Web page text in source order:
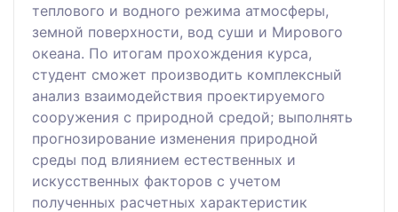
теплового и водного режима атмосферы,
земной поверхности, вод суши и Мирового
океана. По итогам прохождения курса,
студент сможет производить комплексный
анализ взаимодействия проектируемого
сооружения с природной средой; выполнять
прогнозирование изменения природной
среды под влиянием естественных и
искусственных факторов с учетом
полученных расчетных характеристик